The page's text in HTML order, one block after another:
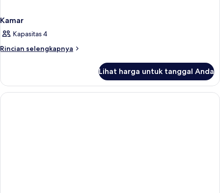
Kamar
Kapasitas 4
Rincian selengkapnya
Rincian
Kamar
Lihat harga untuk tanggal Anda